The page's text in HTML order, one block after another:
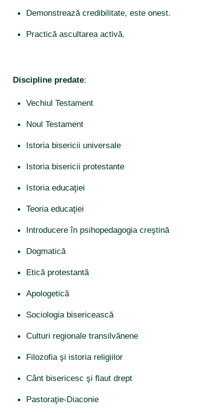
Demonstrează credibilitate, este onest.
Practică ascultarea activă.
Discipline predate:
Vechiul Testament
Noul Testament
Istoria bisericii universale
Istoria bisericii protestante
Istoria educaţiei
Teoria educaţiei
Introducere în psihopedagogia creştină
Dogmatică
Etică protestantă
Apologetică
Sociologia bisericească
Culturi regionale transilvănene
Filozofia şi istoria religiilor
Cânt bisericesc şi flaut drept
Pastoraţie-Diaconie